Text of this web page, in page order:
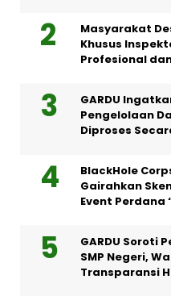
Masyarakat
Khusus
Profesional
GARDU
Pengelolaan
Diproses
BlackHole
Gairahkan
Event Perdana
GARDU Soroti
SMP Negeri,
Transparansi